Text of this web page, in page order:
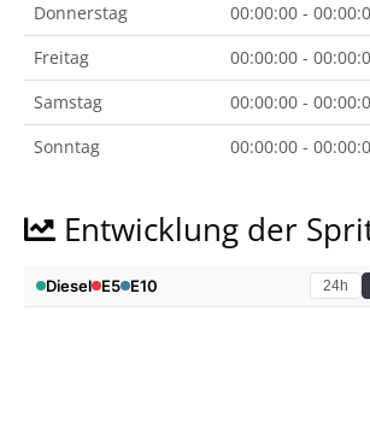
Donnerstag
00:00:00 -
Freitag
00:00:00 -
Samstag
00:00:00 -
Sonntag
00:00:00 -
Entwicklung der